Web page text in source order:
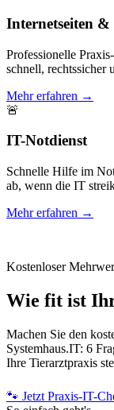
Internetseiten &
Professionelle
schnell, rechtssicher
Mehr erfahren →
🚨
IT-Notdienst
Schnelle Hilfe im
ab, wenn die IT
Mehr erfahren →
Kostenloser
Wie fit ist
Machen Sie den
Systemhaus.IT: 6
Ihre Tierarztpraxis
🐾 Jetzt Praxis-IT-